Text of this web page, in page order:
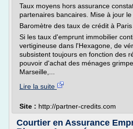
Taux moyens hors assurance
partenaires bancaires. Mise à jour le
Baromètre des taux de crédit à
Si les taux d'emprunt immobilier
vertigineuse dans l'Hexagone, de
subsistent toujours en fonction des
pouvoir d'achat des ménages
Marseille,...
Lire la suite
Site : http://partner-credits.com
Courtier en Assurance